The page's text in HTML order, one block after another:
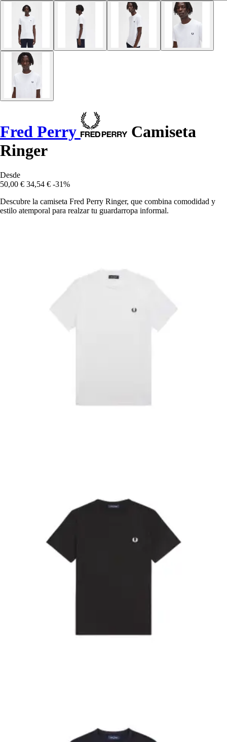
Fred Perry
Camiseta
Ringer
Desde
50,00 € 34,54 € -31%
Descubre la camiseta Fred Perry Ringer, que combina comodidad y
estilo atemporal para realzar tu guardarropa informal.